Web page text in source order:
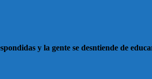
y la gente se desntiende de